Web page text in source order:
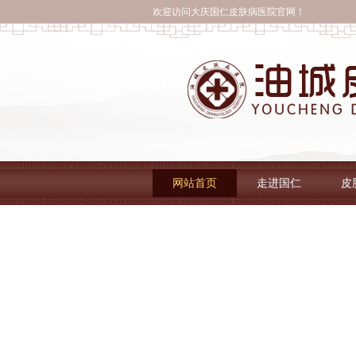
欢迎访问大庆国仁皮肤病医院官网！
网站首页 走进国仁 皮